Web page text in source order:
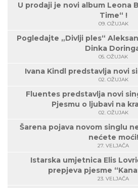
U prodaji je novi album Leona
Time“ !
09. OŽUJAK
Pogledajte „Divlji ples“
Dinka
05. OŽUJAK
Ivana Kindl predstavlja novi
02. OŽUJAK
Fluentes predstavlja novi
Pjesmu o ljubavi na
02. OŽUJAK
Šarena pojava novom singlu
nećete moći!
27. VELJAČA
Istarska umjetnica Elis
prepjeva pjesme
23. VELJAČA